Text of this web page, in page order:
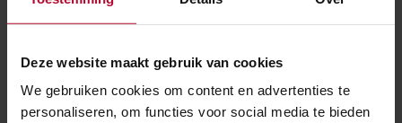
Deze website maakt gebruik van cookies
We gebruiken cookies om content en advertenties te
personaliseren, om functies voor social media te bieden
te voeren. Het oude staal en beton
Bovenleiding trekken